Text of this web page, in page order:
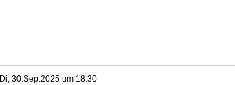
Di, 30.Sep.2025 um 18:30